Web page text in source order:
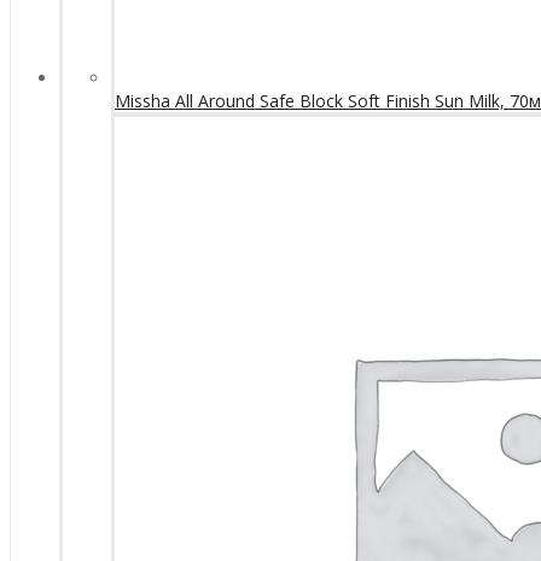
Missha All Around Safe Block Soft Finish Sun Milk,